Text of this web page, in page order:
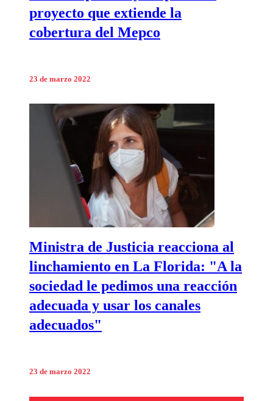
proyecto que extiende la
cobertura del Mepco
23 de marzo 2022
Ministra de Justicia reacciona al
linchamiento en La Florida: "A la
sociedad le pedimos una reacción
adecuada y usar los canales
adecuados"
23 de marzo 2022